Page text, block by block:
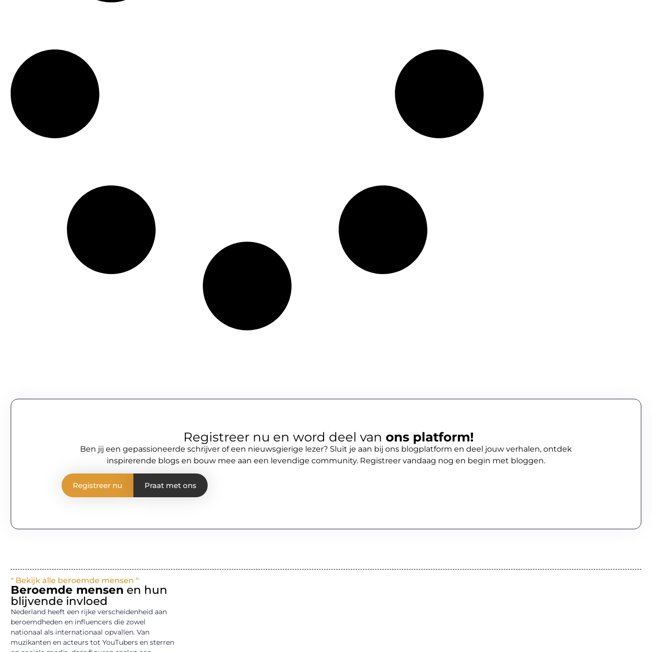
Registreer nu en word deel van ons platform!
Ben jij een gepassioneerde schrijver of een nieuwsgierige lezer? Sluit je aan bij ons blogplatform en deel jouw verhalen, ontdek
inspirerende blogs en bouw mee aan een levendige community. Registreer vandaag nog en begin met bloggen.
Registreer nu Praat met ons
" Bekijk alle beroemde mensen "
Beroemde mensen en hun
blijvende invloed
Nederland heeft een rijke verscheidenheid aan
beroemdheden en influencers die zowel
nationaal als internationaal opvallen. Van
muzikanten en acteurs tot YouTubers en sterren